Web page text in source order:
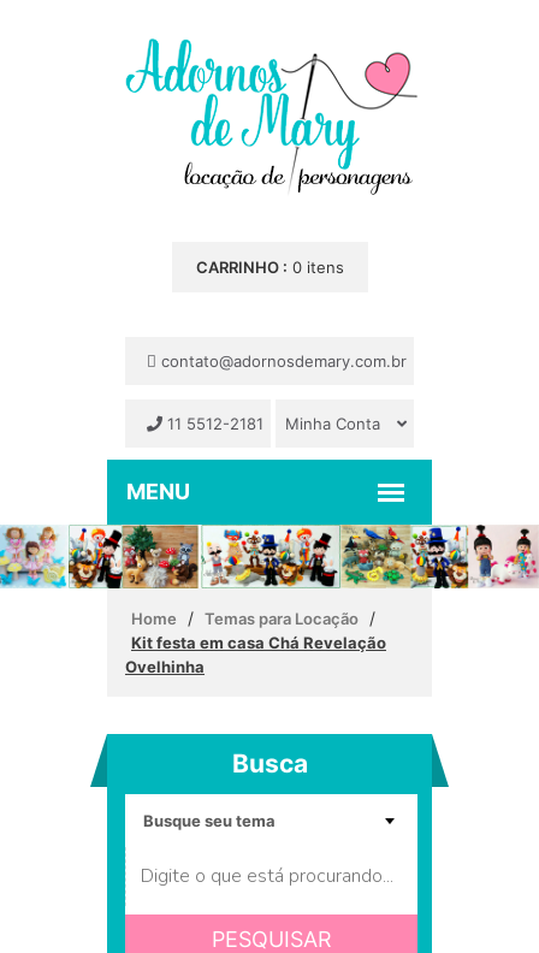
CARRINHO : 0 itens
contato@adornosdemary.com.br
11 5512-2181 Minha Conta
Home / Temas para Locação /
Kit festa em casa Chá Revelação
Ovelhinha
Busca
PESQUISAR